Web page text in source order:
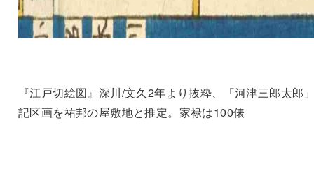
『江戸切絵図』深川/文久2年より抜粋、「河津三郎太郎
記区画を祐邦の屋敷地と推定。家禄は100俵